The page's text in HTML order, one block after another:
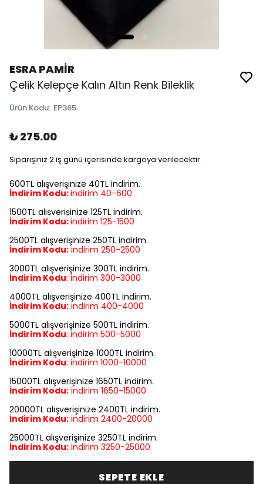
ESRA PAMİR
Çelik Kelepçe Kalın Altın Renk Bileklik
Ürün Kodu: EP365
₺ 275.00
Siparişiniz 2 iş günü içerisinde kargoya verilecektir.
600TL alışverişinize 40TL indirim.
İndirim Kodu:indirim 40-600
1500TL alışverişinize 125TL indirim.
İndirim Kodu:indirim 125-1500
2500TL alışverişinize 250TL indirim.
İndirim Kodu: indirim 250-2500
3000TL alışverişinize 300TL indirim.
İndirim Kodu: indirim 300-3000
4000TL alışverişinize 400TL indirim.
İndirim Kodu: indirim 400-4000
5000TL alışverişinize 500TL indirim.
İndirim Kodu: indirim 500-5000
10000TL alışverişinize 1000TL indirim.
İndirim Kodu: indirim 1000-10000
15000TL alışverişinize 1650TL indirim.
İndirim Kodu: indirim 1650-15000
20000TL alışverişinize 2400TL indirim.
İndirim Kodu: indirim 2400-20000
25000TL alışverişinize 3250TL indirim.
İndirim Kodu: indirim 3250-25000
SEPETE EKLE